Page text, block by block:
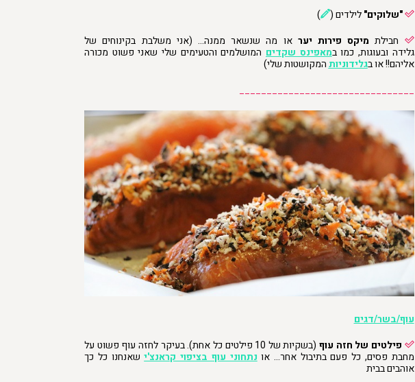
"שלוקים"לילדים (
)
חבילת מיקס פירות יעראו מה שנשאר ממנה… (אני משלבת בקינוחים של
גלידה ובעוגות, כמו במאפינס שקדיםהמושלמים והטעימים שלי שאני פשוט מכורה
אליהם!! או בגלידוניותהמקושטות שלי)
________________________________
עוף/בשר/דגים
פילטים של חזה עוף
(בשקיות של 10 פילטים כל אחת). בעיקר לחזה עוף פשוט על
מחבת פסים, כל פעם בתיבול אחר… אונתחוני עוף בציפוי קראנצ'ישאנחנו כל כך
אוהבים בבית